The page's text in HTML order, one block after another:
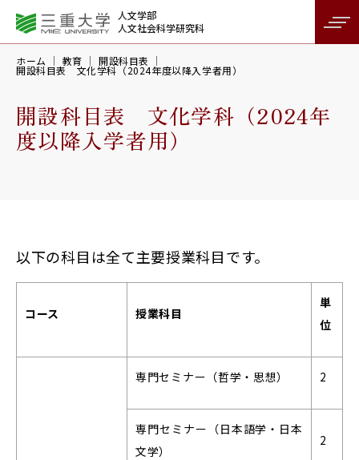
人文学部
人文社会科学研究科
ホーム 教育 開設科目表
開設科目表 文化学科（2024年度以降入学者用）
開設科目表 文化学科（2024年
度以降入学者用）
以下の科目は全て主要授業科目です。
コース 授業科目
単
位
専門セミナー（哲学・思想） 2
専門セミナー（日本語学・日本
文学）
2